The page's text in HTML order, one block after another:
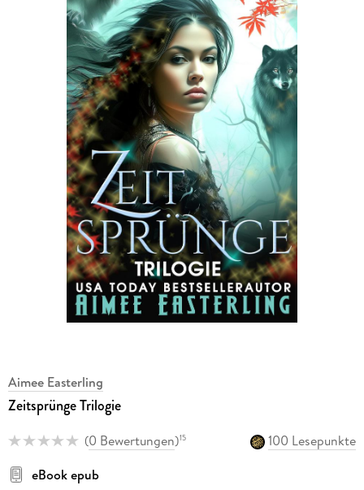
Aimee Easterling
Zeitsprünge Trilogie
(0 Bewertungen)15
100 Lesepunkte
eBook epub